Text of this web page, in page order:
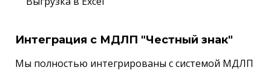
Интеграция с МДЛП "Честный знак"
Мы полностью интегрированы с системой МДЛП